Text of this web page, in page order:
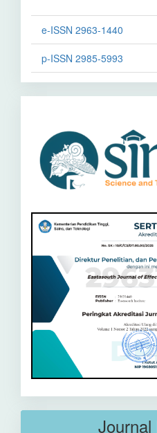
e-ISSN 2963-1440
p-ISSN 2985-5993
Journal